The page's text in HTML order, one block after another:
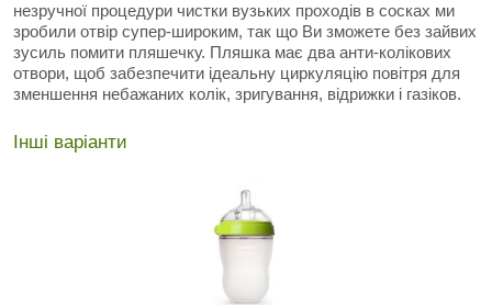
незручної процедури чистки вузьких проходів в сосках ми
зробили отвір супер-широким, так що Ви зможете без зайвих
зусиль помити пляшечку. Пляшка має два анти-колікових
отвори, щоб забезпечити ідеальну циркуляцію повітря для
зменшення небажаних колік, зригування, відрижки і газіков.
Інші варіанти